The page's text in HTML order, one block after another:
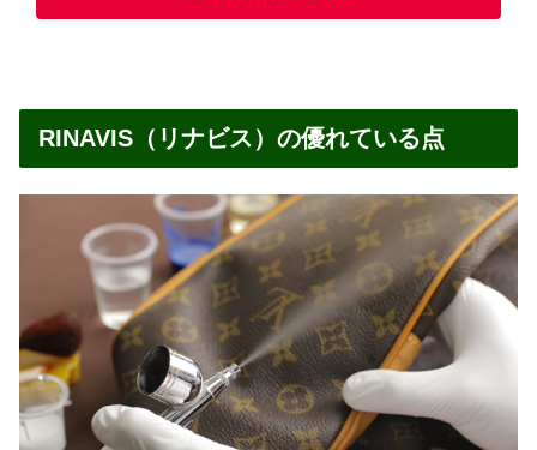
RINAVIS（リナビス）の優れている点